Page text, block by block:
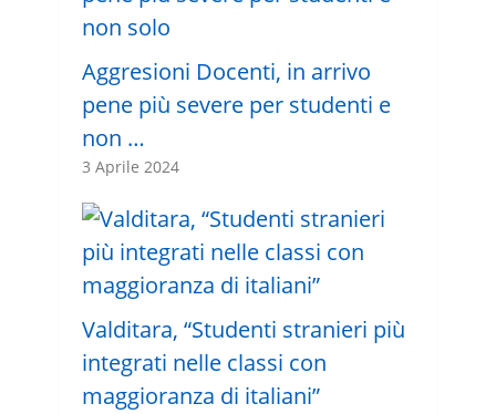
Aggresioni Docenti, in arrivo
pene più severe per studenti e
non …
3 Aprile 2024
Valditara, “Studenti stranieri più
integrati nelle classi con
maggioranza di italiani”